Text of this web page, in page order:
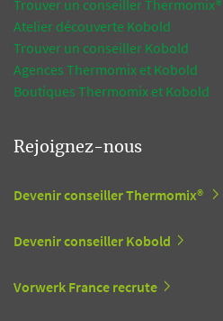
Trouver un conseiller Thermomix®
Atelier découverte Kobold
Trouver un conseiller Kobold
Agences Thermomix et Kobold
Boutiques Thermomix et Kobold
Rejoignez-nous
Devenir conseiller Thermomix®
Devenir conseiller Kobold
Vorwerk France recrute